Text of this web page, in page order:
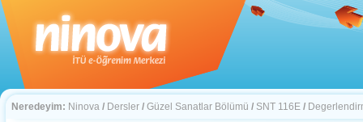
Neredeyim: Ninova / Dersler / Güzel Sanatlar Bölümü / SNT 116E /